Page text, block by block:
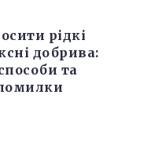
рідкі
добрива:
та